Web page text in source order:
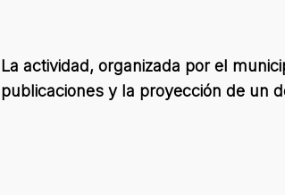
La actividad, organizada por el
publicaciones y la proyección de un